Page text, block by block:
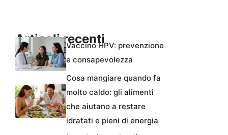
Articoli recentiVaccino HPV: prevenzione
e consapevolezza
Cosa mangiare quando fa
molto caldo: gli alimenti
che aiutano a restare
idratati e pieni di energia